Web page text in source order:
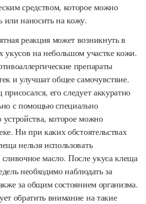
средством, которое можно
или наносить на кожу.
реакция может возникнуть в
укусов на небольшом участке кожи.
препараты
и улучшат общее самочувствие.
его следует аккуратно
с помощью специально
устройства, которое можно
Ни при каких обстоятельствах
нельзя использовать
сливочное масло. После укуса клеща
необходимо наблюдать за
за общим состоянием организма.
обратить внимание на такие